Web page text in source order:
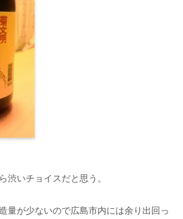
渋いチョイスだと思う。
量が少ないので広島市内には余り出回っ